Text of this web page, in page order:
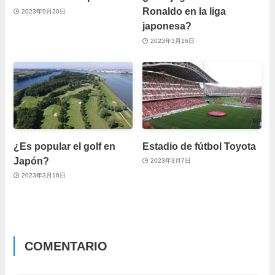
2023年9月20日
Ronaldo en la liga
japonesa?
2023年3月16日
¿Es popular el golf en
Japón?
2023年3月16日
Estadio de fútbol Toyota
2023年3月7日
COMENTARIO